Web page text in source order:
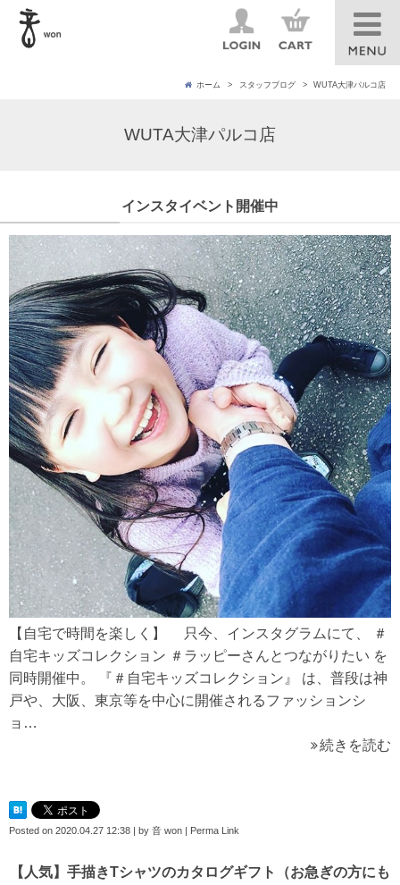
ホーム スタッフブログ WUTA大津パルコ店
WUTA大津パルコ店
インスタイベント開催中
【自宅で時間を楽しく】 只今、インスタグラムにて、 ＃
自宅キッズコレクション ＃ラッピーさんとつながりたい を
同時開催中。 『＃自宅キッズコレクション』 は、普段は神
戸や、大阪、東京等を中心に開催されるファッションシ
ョ…
続きを読む
Posted on 2020.04.27 12:38 | by 音 won | Perma Link
【人気】手描きTシャツのカタログギフト（お急ぎの方にも